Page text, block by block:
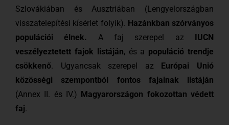
Szlovákiában és Ausztriában (Lengyelországban
visszatelepítési kísérlet folyik). Hazánkban szórványos
populációi élnek.
A faj szerepel az IUCN
veszélyeztetett fajok listáján, és a populáció trendje
csökkenő. Ugyancsak szerepel az Európai Unió
közösségi szempontból fontos fajainak listáján
(Annex II. és IV.) Magyarországon fokozottan védett
faj.